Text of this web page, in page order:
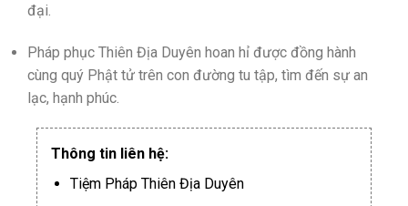
đại.
Pháp phục Thiên Địa Duyên hoan hỉ được đồng hành
cùng quý Phật tử trên con đường tu tập, tìm đến sự an
lạc, hạnh phúc.
Thông tin liên hệ:
Tiệm Pháp Thiên Địa Duyên